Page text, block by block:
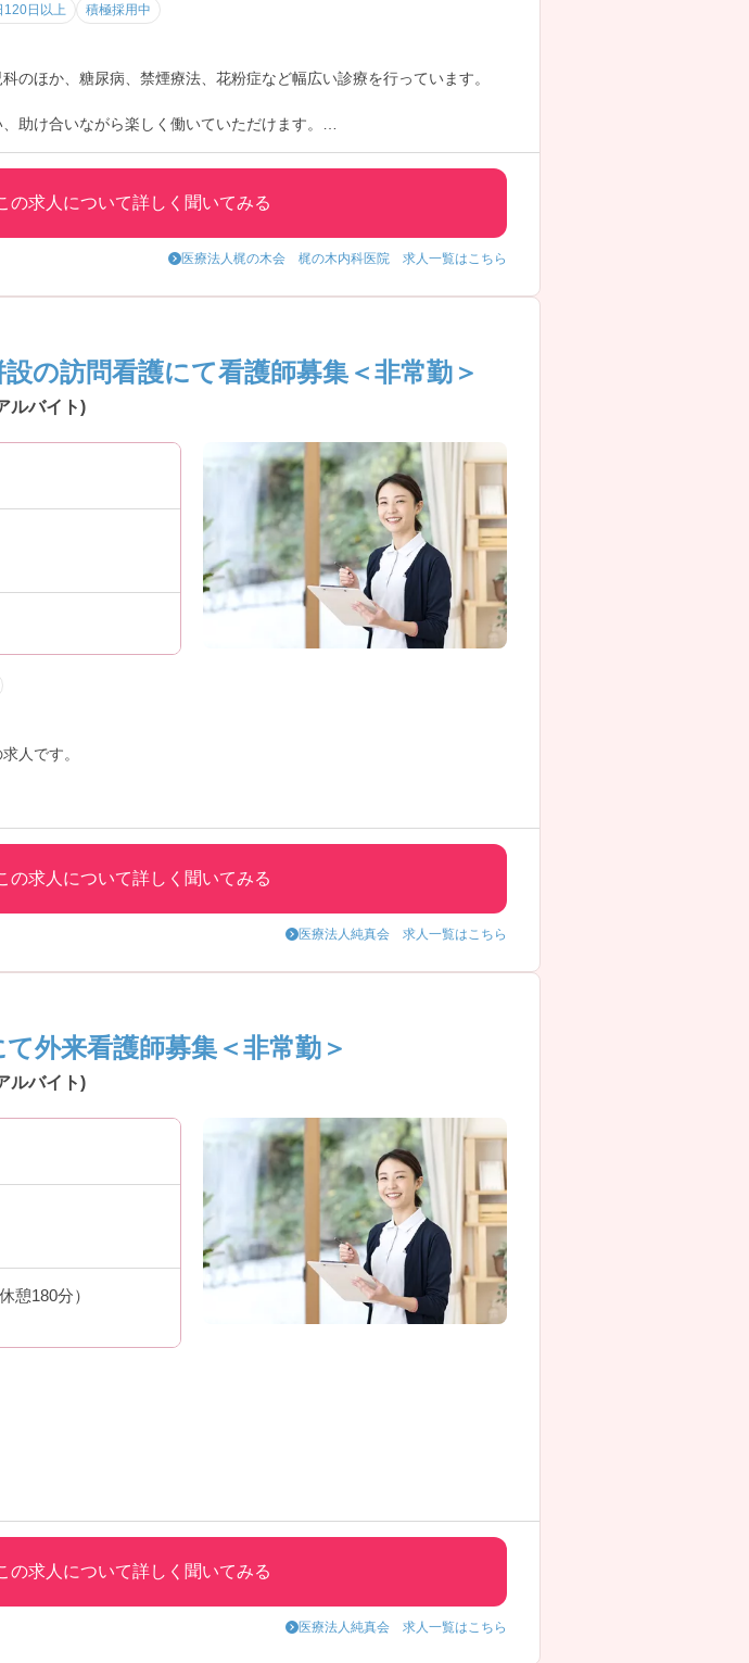
120日以上 積極採用中
のほか、糖尿病、禁煙療法、花粉症など幅広い診療を行っています。
助け合いながら楽しく働いていただけます。
張りがきちんと認められる環境です。また日祝固定のお休みのため、プ
の求人について詳しく聞いてみる
医療法人梶の木会 梶の木内科医院 求人一覧はこちら
の訪問看護にて看護師募集＜非常勤＞
ルバイト)
人です。
の求人について詳しく聞いてみる
医療法人純真会 求人一覧はこちら
外来看護師募集＜非常勤＞
ルバイト)
憩180分）
の求人について詳しく聞いてみる
医療法人純真会 求人一覧はこちら